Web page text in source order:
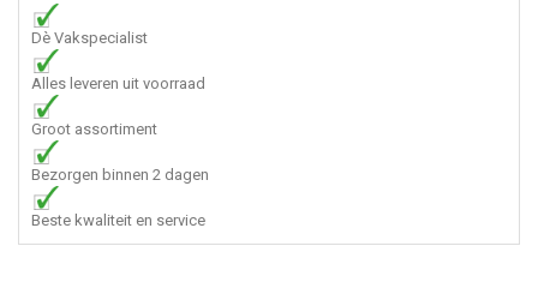
Dè Vakspecialist
Alles leveren uit voorraad
Groot assortiment
Bezorgen binnen 2 dagen
Beste kwaliteit en service